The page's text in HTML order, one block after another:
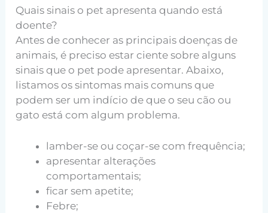
Quais sinais o pet apresenta quando está
doente?
Antes de conhecer as principais doenças de
animais, é preciso estar ciente sobre alguns
sinais que o pet pode apresentar. Abaixo,
listamos os sintomas mais comuns que
podem ser um indício de que o seu cão ou
gato está com algum problema.
lamber-se ou coçar-se com frequência;
apresentar alterações
comportamentais;
ficar sem apetite;
Febre;